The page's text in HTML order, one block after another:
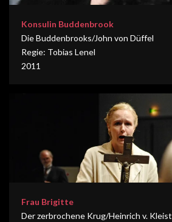
Konsulin Buddenbrook
Die Buddenbrooks/John von Düffel
Regie: Tobias Lenel
2011
Frau Brigitte
Der zerbrochene Krug/Heinrich v. Kleist